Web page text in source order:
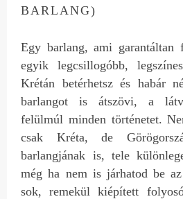
BARLANG)
Egy barlang, ami garantáltan
egyik legcsillogóbb,
Krétán betérhetsz és habár
barlangot is átszövi, a
felülmúl minden történetet.
csak Kréta, de
barlangjának is, tele
még ha nem is járhatod be
sok, remekül kiépített